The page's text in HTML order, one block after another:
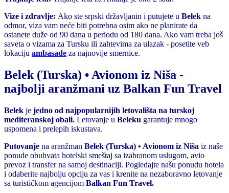
Vize i zdravlje: Ako ste srpski državljanin i putujete u Belek na
odmor, viza vam neće biti potrebna osim ako ne planirate da
ostanete duže od 90 dana u periodu od 180 dana. Ako vam treba još
saveta o vizama za Tursku ili zahtevima za ulazak - posetite veb
lokaciju ambasade za najnovije smernice.
Belek (Turska) • Avionom iz Niša -
najbolji aranžmani uz Balkan Fun Travel
Belek je jedno od najpopularnijih letovališta na turskoj
mediteranskoj obali. Letovanje u Beleku garantuje mnogo
uspomena i prelepih iskustava.
Putovanje na aranžman Belek (Turska) • Avionom iz Niša iz naše
ponude obuhvata hotelski smeštaj sa izabranom uslugom, avio
prevoz i transfer na samoj destinaciji. Pogledajte našu ponudu hotela
i odaberite najbolju opciju za vas i krenite na nezaboravno letovanje
sa turističkom agencijom Balkan Fun Travel.